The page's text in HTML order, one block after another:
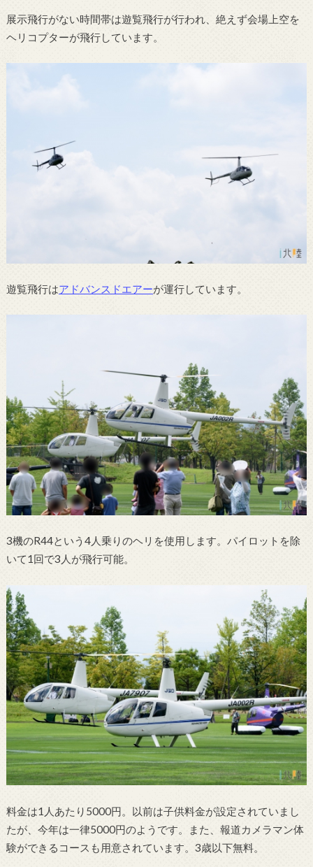
展示飛行がない時間帯は遊覧飛行が行われ、絶えず会場上空を
ヘリコプターが飛行しています。
遊覧飛行はアドバンスドエアーが運行しています。
3機のR44という4人乗りのヘリを使用します。パイロットを除
いて1回で3人が飛行可能。
料金は1人あたり5000円。以前は子供料金が設定されていまし
たが、今年は一律5000円のようです。また、報道カメラマン体
験ができるコースも用意されています。3歳以下無料。